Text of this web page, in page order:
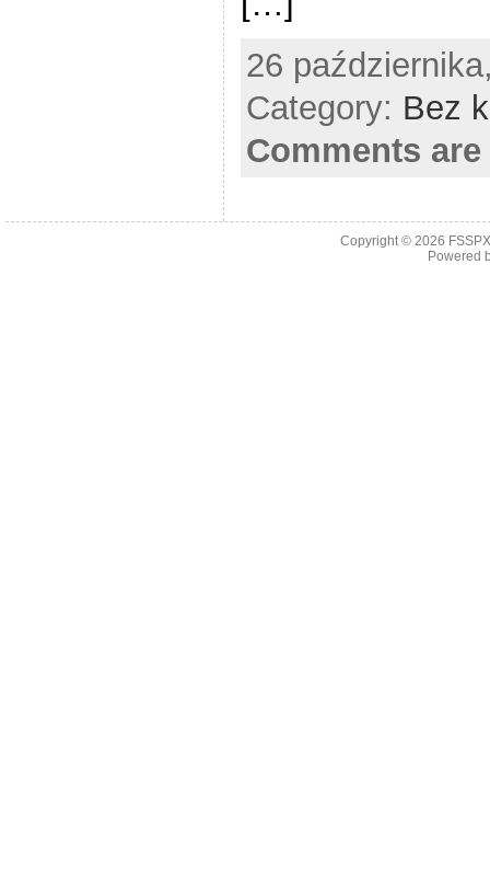
26
Category: Bez
Comments
Copyright © 2026
Powered